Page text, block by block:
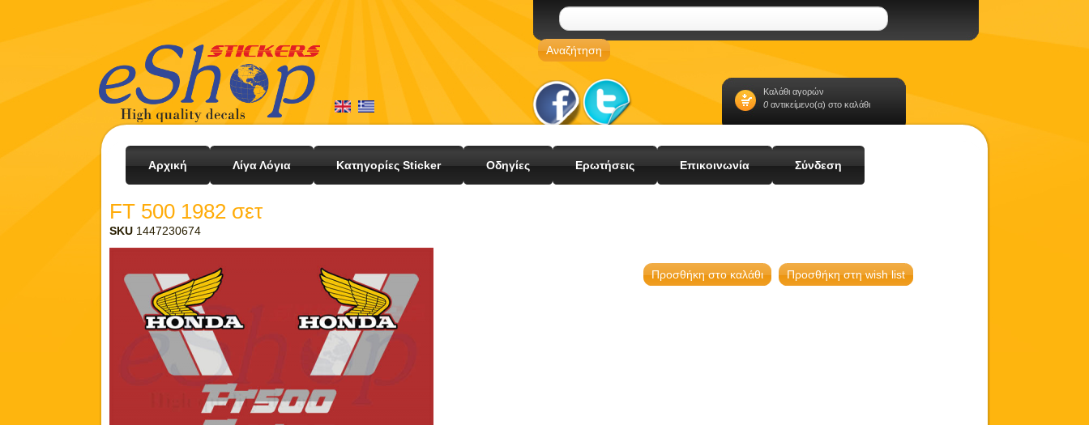
Καλάθι αγορών
0 αντικείμενο(α) στο καλάθι
Αρχική Λίγα Λόγια Κατηγορίες Sticker Οδηγίες Ερωτήσεις Επικοινωνία Σύνδεση
FT 500 1982 σετ
SKU 1447230674